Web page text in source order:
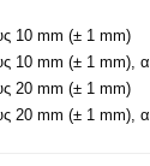
10 mm (± 1 mm)
10 mm (± 1 mm),
20 mm (± 1 mm)
20 mm (± 1 mm),